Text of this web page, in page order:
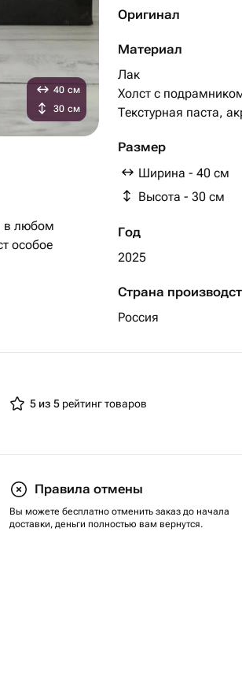
Оригинал
Материал
Лак
Холст с
Текстурная паста,
Размер
Ширина - 40 см
Высота - 30 см
Год
2025
Страна
Россия
40 см
30 см
5 из 5 рейтинг товаров
Правила отмены
Вы можете бесплатно отменить заказ до начала
доставки, деньги полностью вам вернутся.